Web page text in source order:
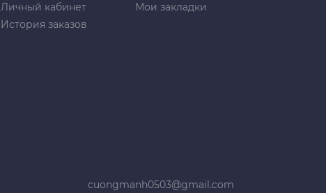
Личный кабинет
История заказов
Мои закладки
cuongmanh0503@gmail.com